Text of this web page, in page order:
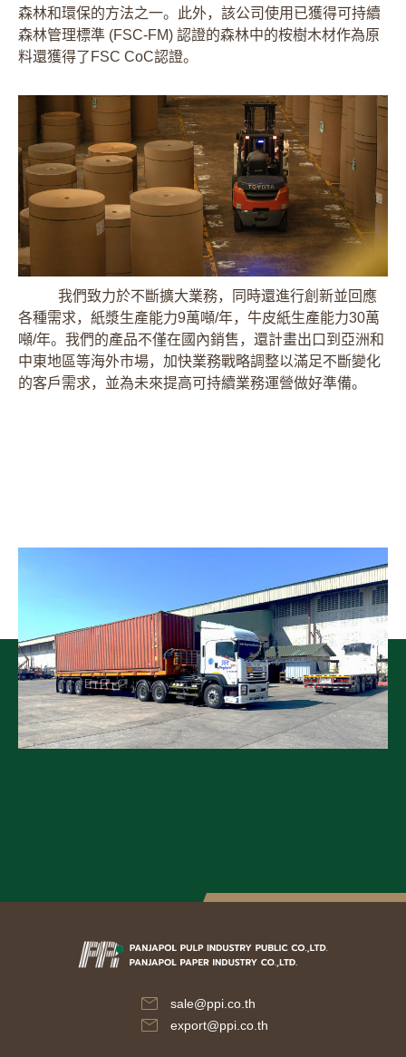
森林和環保的方法之一。此外，該公司使用已獲得可持續
森林管理標準 (FSC-FM) 認證的森林中的桉樹木材作為原
料還獲得了FSC CoC認證。
我們致力於不斷擴大業務，同時還進行創新並回應
各種需求，紙漿生產能力9萬噸/年，牛皮紙生產能力30萬
噸/年。我們的產品不僅在國內銷售，還計畫出口到亞洲和
中東地區等海外市場，加快業務戰略調整以滿足不斷變化
的客戶需求，並為未來提高可持續業務運營做好準備。
sale@ppi.co.th
export@ppi.co.th​